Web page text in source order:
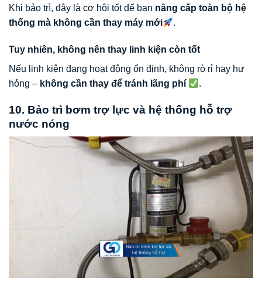
Khi bảo trì, đây là cơ hội tốt để bạn nâng cấp toàn bộ hệ
thống mà không cần thay máy mới
.
Tuy nhiên, không nên thay linh kiện còn tốt
Nếu linh kiện đang hoạt động ổn định, không rò rỉ hay hư
hỏng – không cần thay để tránh lãng phí .
10. Bảo trì bơm trợ lực và hệ thống hỗ trợ
nước nóng